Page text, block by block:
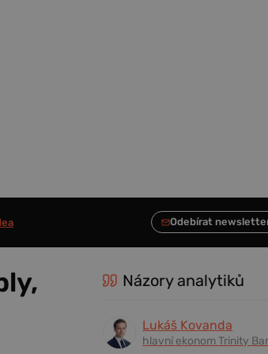
Názory analytiků
Lukáš Kovanda
hlavní ekonom Trinity